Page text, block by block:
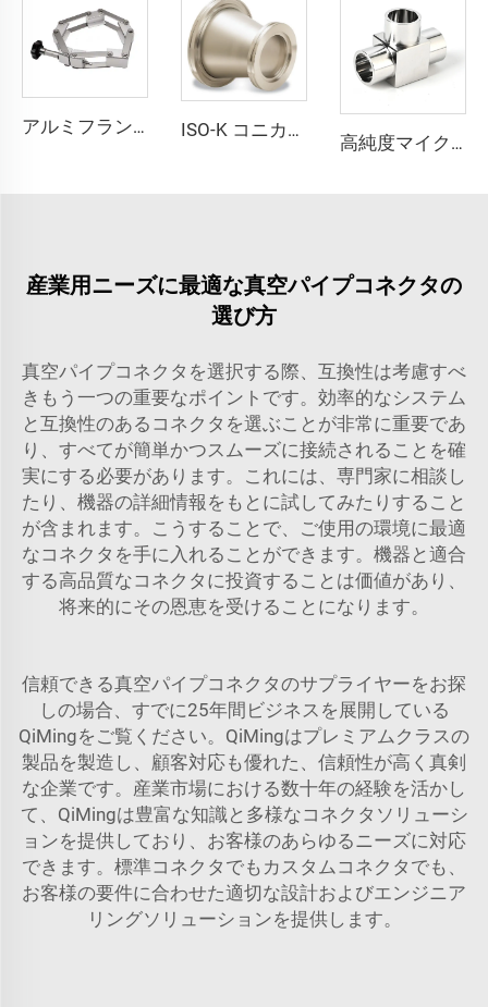
アルミフランジ 鍛造チェーンクランプ NW80/100/160/200 高品質真空クランプ ランプKF80/KF100/KF160/KF200 パイプ継手フランジ ISO-K コニカルレデューサー溶接真空フランジ ISO80xISO63-ISO100xISO80 SS304/SS316L ステンレス鋼 高品質真空継手
高純度マイクロフィットチューブブチウェルディングティー継手 ステンレス鋼超高純度ティー溶接継手 SS316L T字型マイクロ溶接継手
産業用ニーズに最適な真空パイプコネクタの
選び方
真空パイプコネクタを選択する際、互換性は考慮すべ
きもう一つの重要なポイントです。効率的なシステム
と互換性のあるコネクタを選ぶことが非常に重要であ
り、すべてが簡単かつスムーズに接続されることを確
実にする必要があります。これには、専門家に相談し
たり、機器の詳細情報をもとに試してみたりすること
が含まれます。こうすることで、ご使用の環境に最適
なコネクタを手に入れることができます。機器と適合
する高品質なコネクタに投資することは価値があり、
将来的にその恩恵を受けることになります。
信頼できる真空パイプコネクタのサプライヤーをお探
しの場合、すでに25年間ビジネスを展開している
QiMingをご覧ください。QiMingはプレミアムクラスの
製品を製造し、顧客対応も優れた、信頼性が高く真剣
な企業です。産業市場における数十年の経験を活かし
て、QiMingは豊富な知識と多様なコネクタソリューシ
ョンを提供しており、お客様のあらゆるニーズに対応
できます。標準コネクタでもカスタムコネクタでも、
お客様の要件に合わせた適切な設計およびエンジニア
リングソリューションを提供します。